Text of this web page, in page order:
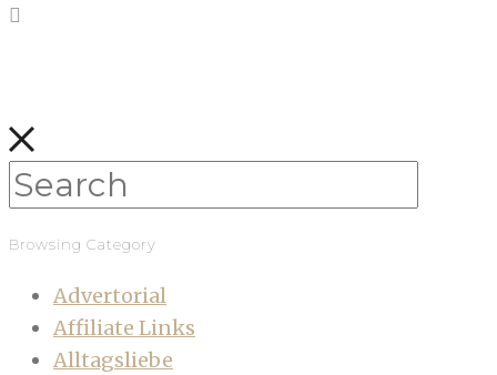
Browsing Category
Advertorial
Affiliate Links
Alltagsliebe